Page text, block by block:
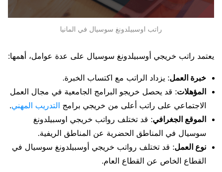
راتب اوسبيلدونغ سوسيال في المانيا
يعتمد راتب خريجي أوسبيلدونغ سوسيال على عدة عوامل، أهمها:
خبرة العمل: يزداد الراتب مع اكتساب الخبرة.
المؤهلات: قد يحصل خريجو البرامج الجامعية في مجال العمل
الاجتماعي على راتب أعلى من خريجي برامج التدريب المهني.
الموقع الجغرافي: قد تختلف رواتب خريجي اوسبيلدونغ
سوسيال في المناطق الحضرية عن المناطق الريفية.
نوع العمل: قد تختلف رواتب خريجي أوسبيلدونغ سوسيال في
القطاع الخاص عن القطاع العام.